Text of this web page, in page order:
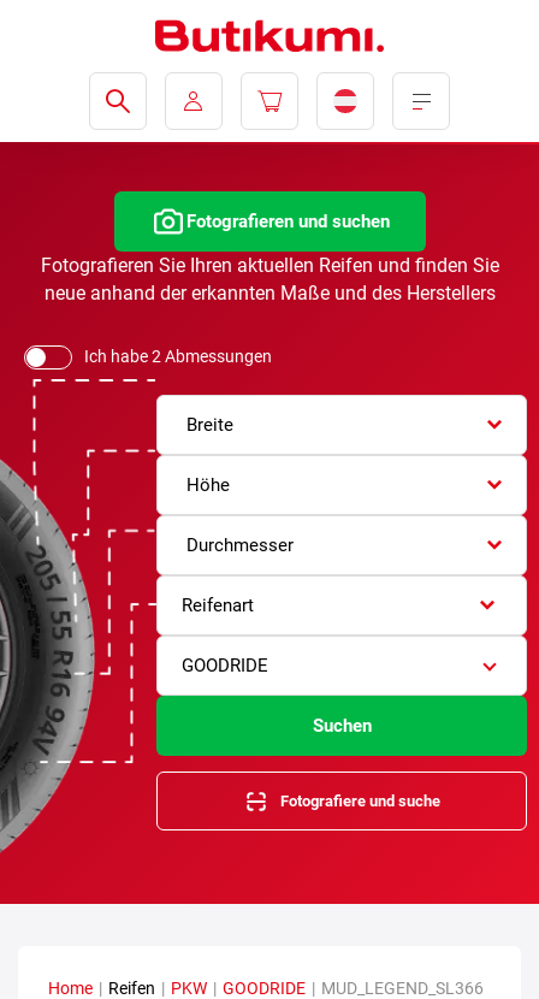
Fotografieren und suchen
Fotografieren Sie Ihren aktuellen Reifen und finden Sie
neue anhand der erkannten Maße und des Herstellers
Ich habe 2 Abmessungen
Breite
Höhe
Durchmesser
Reifenart
GOODRIDE
Suchen
Fotografiere und suche
Home | Reifen | PKW | GOODRIDE | MUD_LEGEND_SL366